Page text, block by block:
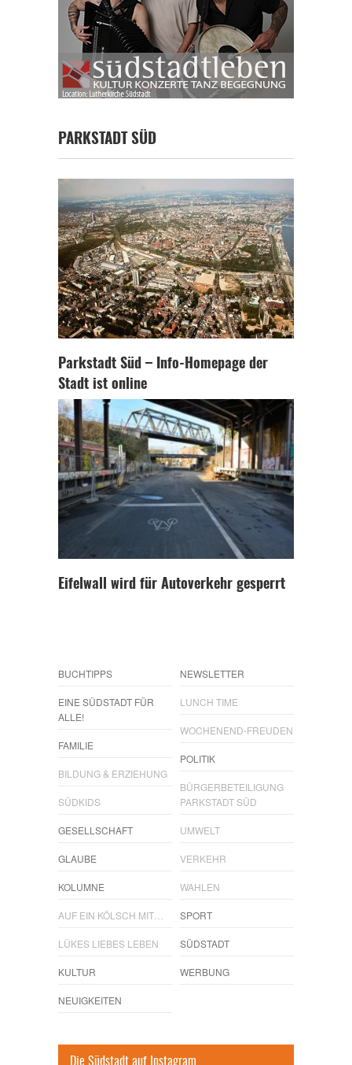
PARKSTADT SÜD
Parkstadt Süd – Info-Homepage der
Stadt ist online
Eifelwall wird für Autoverkehr gesperrt
BUCHTIPPS
EINE SÜDSTADT FÜR
ALLE!
FAMILIE
BILDUNG & ERZIEHUNG
SÜDKIDS
GESELLSCHAFT
GLAUBE
KOLUMNE
AUF EIN KÖLSCH MIT…
LÜKES LIEBES LEBEN
KULTUR
NEUIGKEITEN
NEWSLETTER
LUNCH TIME
WOCHENEND-FREUDEN
POLITIK
BÜRGERBETEILIGUNG
PARKSTADT SÜD
UMWELT
VERKEHR
WAHLEN
SPORT
SÜDSTADT
WERBUNG
Die Südstadt auf Instagram.